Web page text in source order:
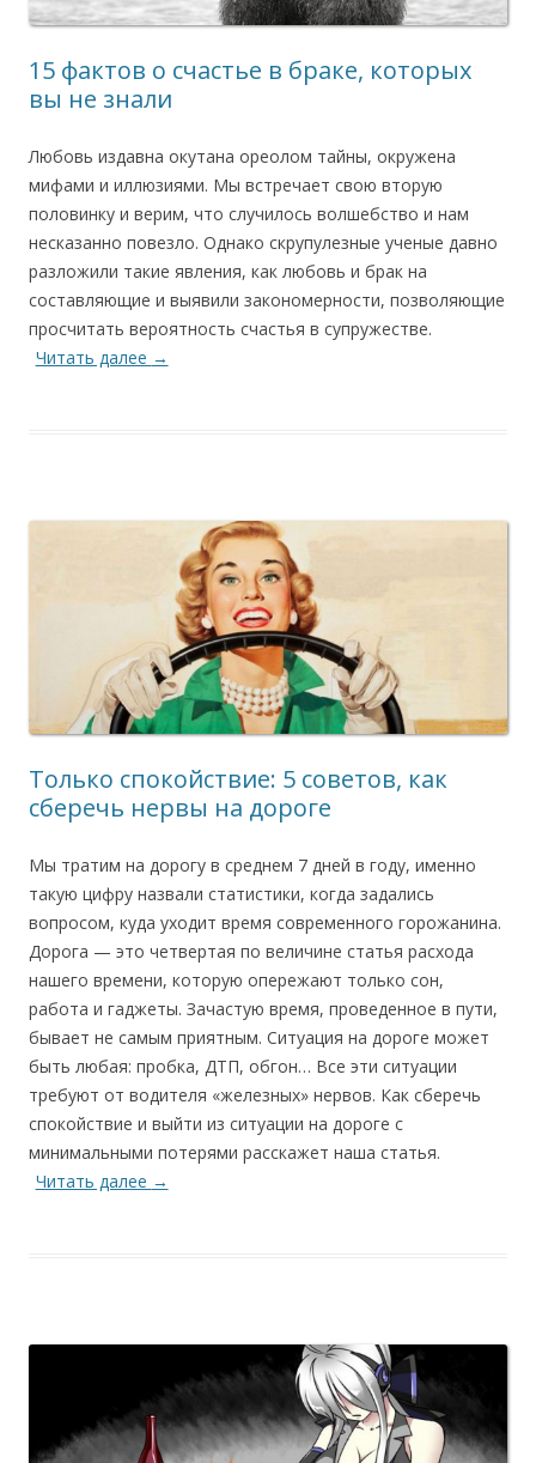
15 фактов о счастье в браке, которых
вы не знали
Любовь издавна окутана ореолом тайны, окружена
мифами и иллюзиями. Мы встречает свою вторую
половинку и верим, что случилось волшебство и нам
несказанно повезло. Однако скрупулезные ученые давно
разложили такие явления, как любовь и брак на
составляющие и выявили закономерности, позволяющие
просчитать вероятность счастья в супружестве.
Читать далее →
Только спокойствие: 5 советов, как
сберечь нервы на дороге
Мы тратим на дорогу в среднем 7 дней в году, именно
такую цифру назвали статистики, когда задались
вопросом, куда уходит время современного горожанина.
Дорога — это четвертая по величине статья расхода
нашего времени, которую опережают только сон,
работа и гаджеты. Зачастую время, проведенное в пути,
бывает не самым приятным. Ситуация на дороге может
быть любая: пробка, ДТП, обгон… Все эти ситуации
требуют от водителя «железных» нервов. Как сберечь
спокойствие и выйти из ситуации на дороге с
минимальными потерями расскажет наша статья.
Читать далее →